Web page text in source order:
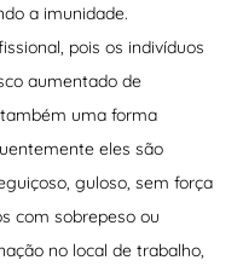
a imunidade.
pois os indivíduos
aumentado de
uma forma
eles são
guloso, sem força
com sobrepeso ou
no local de trabalho,